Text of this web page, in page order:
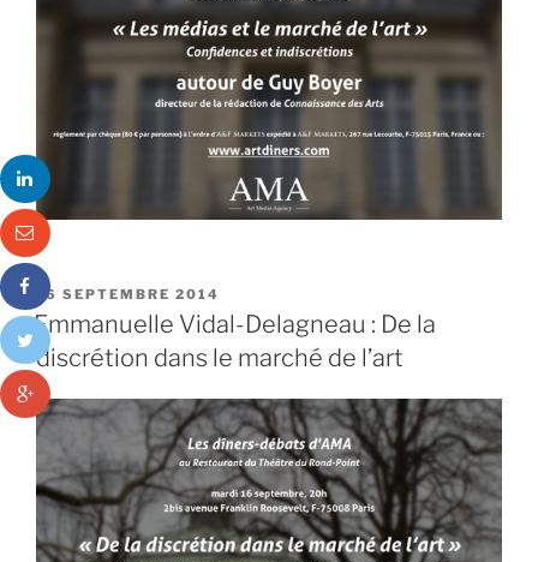
PUBLIÉ
LE
16 SEPTEMBRE 2014
Emmanuelle Vidal-Delagneau : De la
discrétion dans le marché de l’art